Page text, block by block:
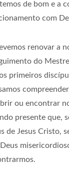
de bom e a
com
renovar a
do
primeiros
ou encontrar
presente que,
de Jesus Cristo,